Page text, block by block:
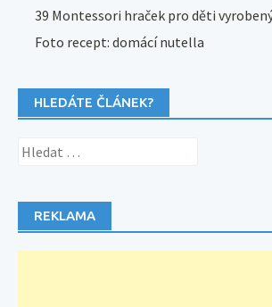
39 Montessori hraček pro děti
Foto recept: domácí nutella
HLEDÁTE ČLÁNEK?
Vyhledávání
REKLAMA